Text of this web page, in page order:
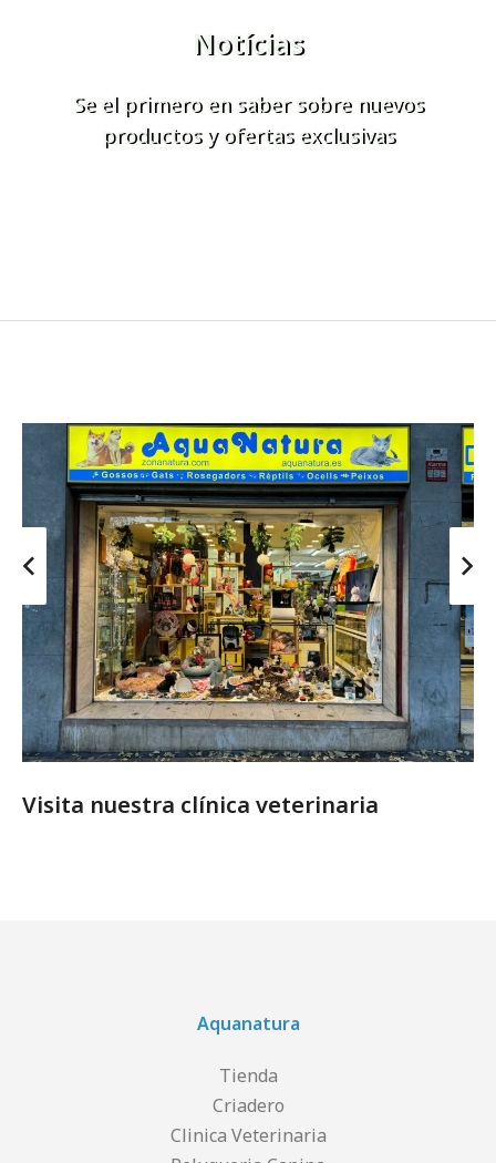
Notícias
Se el primero en saber sobre nuevos
productos y ofertas exclusivas
Visita nuestra clínica veterinaria
Aquanatura
Tienda
Criadero
Clinica Veterinaria